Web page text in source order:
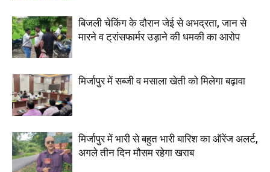
बिजली चेकिंग के दौरान जेई से अभद्रता, जान से
मारने व ट्रांसफार्मर उड़ाने की धमकी का आरोप
मिर्जापुर में सब्जी व मसाला खेती को मिलेगा बढ़ावा
मिर्जापुर में भारी से बहुत भारी बारिश का ऑरेंज अलर्ट,
अगले तीन दिन मौसम रहेगा खराब